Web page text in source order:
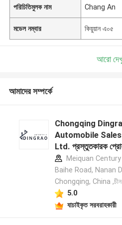
পরিচিতিমুলক নাম Chang An
মডেল নম্বার কিয়ুয়ান এ০৫
আরো
আমাদের সম্পর্কে
Chongqing
Automobile
Ltd. প্রস্তুতকারক
Meiquan
Baihe Road, Nanan
Chongqing, China ,চীন
5.0
যাচাইকৃত সরবরাহকারী